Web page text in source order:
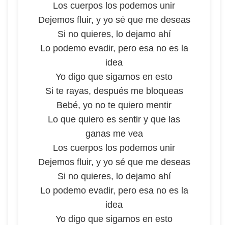
Los cuerpos los podemos unir
Dejemos fluir, y yo sé que me deseas
Si no quieres, lo dejamo ahí
Lo podemo evadir, pero esa no es la
idea
Yo digo que sigamos en esto
Si te rayas, después me bloqueas
Bebé, yo no te quiero mentir
Lo que quiero es sentir y que las
ganas me vea
Los cuerpos los podemos unir
Dejemos fluir, y yo sé que me deseas
Si no quieres, lo dejamo ahí
Lo podemo evadir, pero esa no es la
idea
Yo digo que sigamos en esto